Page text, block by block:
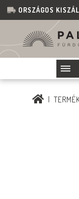
ORSZÁGOS